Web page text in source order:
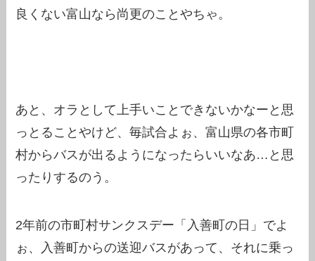
良くない富山なら尚更のことやちゃ。
あと、オラとして上手いことできないかなーと思
っとることやけど、毎試合よぉ、富山県の各市町
村からバスが出るようになったらいいなあ…と思
ったりするのう。
2年前の市町村サンクスデー「入善町の日」でよ
ぉ、入善町からの送迎バスがあって、それに乗っ